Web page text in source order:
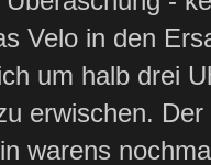
Velo in den
um halb drei
erwischen.
warens